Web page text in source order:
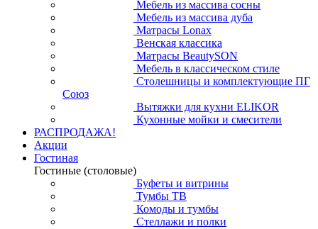
Мебель из массива сосны
Мебель из массива дуба
Матрасы Lonax
Венская классика
Матрасы BeautySON
Мебель в классическом стиле
Столешницы и комплектующие ПГ
Союз
Вытяжки для кухни ELIKOR
Кухонные мойки и смесители
РАСПРОДАЖА!
Акции
Гостиная
Гостиные (столовые)
Буфеты и витрины
Тумбы ТВ
Комоды и тумбы
Стеллажи и полки